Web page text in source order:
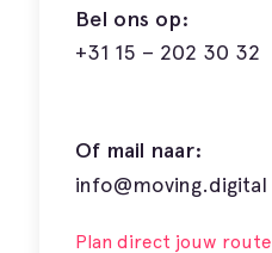
Bel ons op:
+31 15 – 202 30 32
Of mail naar:
info@moving.digital
Plan direct jouw route